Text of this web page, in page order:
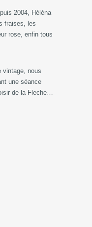
2004, Héléna
fraises, les
rose, enfin tous
vintage, nous
une séance
de la Fleche…